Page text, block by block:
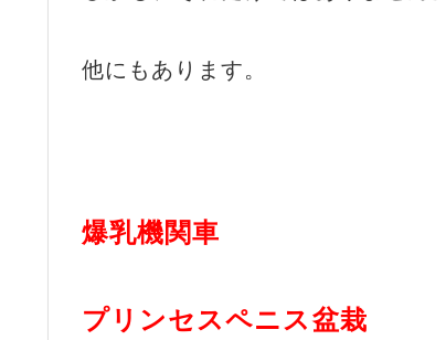
他にもあります。
爆乳機関車
プリンセスペニス盆栽